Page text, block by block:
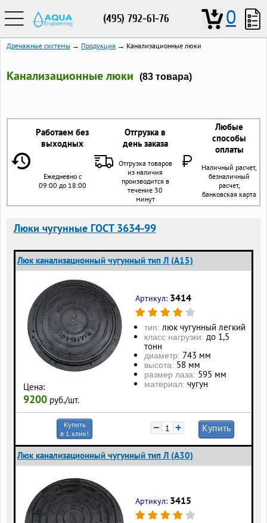
(495) 792-61-76 0
Дренажные системы → Продукция → Канализационные люки
Канализационные люки (83 товара)
Работаем без
выходных
Отгрузка в
день заказа
Любые
способы
оплаты
Ежедневно с
09:00 до 18:00
Отгрузка товаров
из наличия
производится в
течение 30
минут
Наличный расчет,
безналичный
расчет,
банковская карта
Люки чугунные ГОСТ 3634-99
Люк канализационный чугунный тип Л (А15)
Цена:
9200 руб./шт.
Артикул: 3414
тип: люк чугунный легкий
класс нагрузки: до 1,5
тонн
диаметр: 743 мм
высота: 58 мм
размер лаза: 595 мм
материал: чугун
Купить
в 1 клик!
− + Купить
Люк канализационный чугунный тип Л (А30)
Артикул: 3415